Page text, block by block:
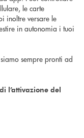
le carte
inoltre versare le
in autonomia i tuoi
sempre pronti ad
l’attivazione del